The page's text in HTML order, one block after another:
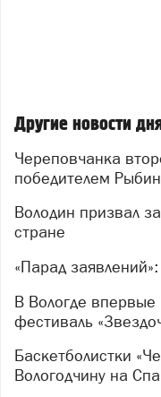
Другие новости
Череповчанка второй год подряд становится
победителем
Володин призвал запретить вейпы по всей
стране
«Парад
В Вологде впервые пройдет Фокинский
фестиваль
Баскетболистки «Чевакаты» представят
Вологодчину на